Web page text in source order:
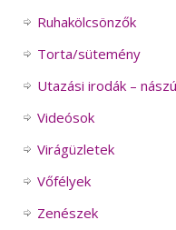
Ruhakölcsönzők
Torta/sütemény
Utazási irodák –
Videósok
Virágüzletek
Vőfélyek
Zenészek